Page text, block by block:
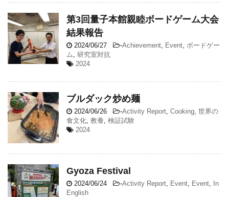
第3回量子本館親睦ボードゲーム大会
結果報告
2024/06/27 -Achievement, Event, ボードゲー
ム, 研究室対抗
2024
ブルダック炒め麺
2024/06/26 -Activity Report, Cooking, 世界の
食文化, 教養, 検証試験
2024
Gyoza Festival
2024/06/24 -Activity Report, Event, Event,
In
English